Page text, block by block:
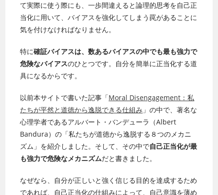
て実際に使う際にも、一歩間違えると論理的思考を自己正
当化に用いて、バイアスを強化してしまう罠があることに
気を付けなければなりません。
特に確証バイアスは、数あるバイアスの中でも最も強力で
危険なバイアスのひとつです。自分を簡単に正当化する道
具になるからです。
以前本サイトで書いた記事「Moral Disengagement：私
たちが平然と道徳から逸脱できる仕組み 」の中で、著名な
心理学者であるアルバート・バンデューラ（Albert
Bandura）の「私たちが道徳から逸脱する８つのメカニ
ズム」を紹介しました。そして、その中で自己正当化が最
も強力で危険なメカニズムだと書きました。
なぜなら、自分が正しいと強く信じる目的を達成するため
であれば、自己正当化の仕組みによって、自己意識を薄め